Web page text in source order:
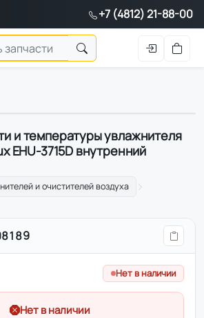
+7 (4812) 21-88-00
и температуры увлажнителя
EHU-3715D внутренний
и очистителей воздуха
Нет в наличии
Нет в наличии